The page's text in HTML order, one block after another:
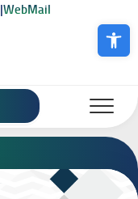
Abrir a
|WebMail